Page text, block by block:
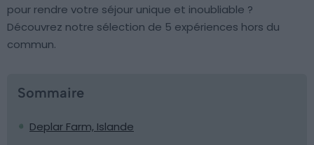
pour rendre votre séjour unique et inoubliable ?
Découvrez notre sélection de 5 expériences hors du
commun.
Sommaire
Deplar Farm, Islande